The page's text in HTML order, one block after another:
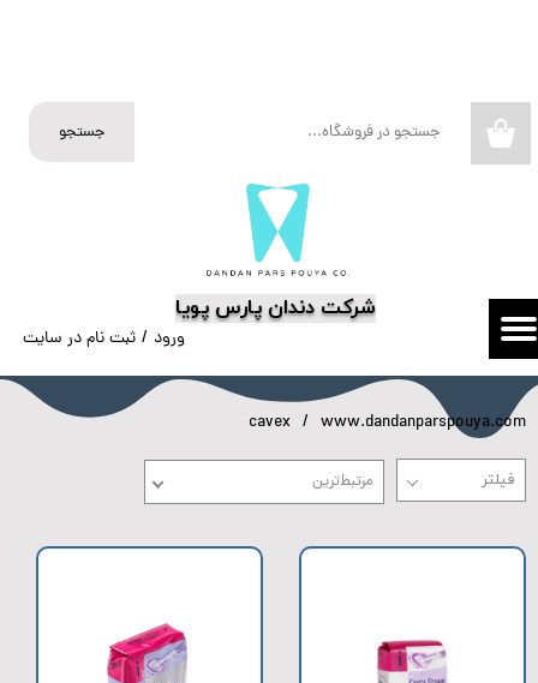
​شرکت دندان پارس پویا
جستجو
ورود / ثبت نام در سایت
تغییر گذر واژه
سفارشات
www.dandanparspouya.com
cavex
مرتبط‌ترین